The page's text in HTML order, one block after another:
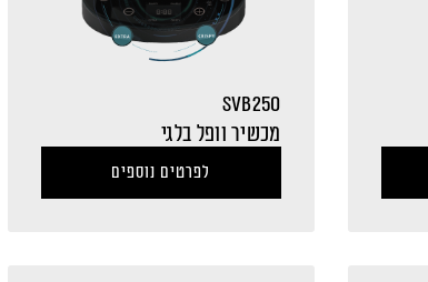
SVB250
מכשיר וופל בלגי
לפרטים נוספים